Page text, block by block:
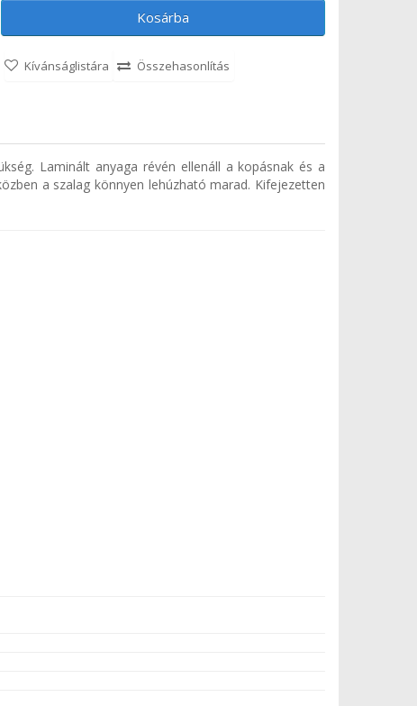
Kosárba
Kívánságlistára Összehasonlítás
Laminált anyaga révén ellenáll a kopásnak és a
a szalag könnyen lehúzható marad. Kifejezetten